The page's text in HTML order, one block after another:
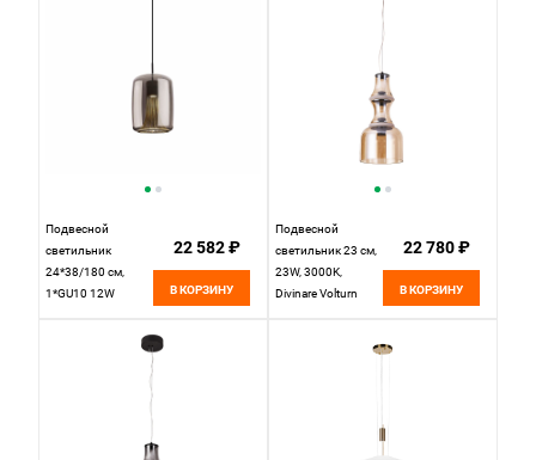
Подвесной
светильник
24*38/180 см,
1*GU10 12W
22 582 ₽
В КОРЗИНУ
Подвесной
светильник 23 см,
23W, 3000K,
Divinare Volturn
22 780 ₽
В КОРЗИНУ